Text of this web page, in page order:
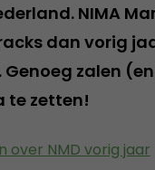
NIMA
dan vorig
zalen
te zetten!
over NMD vorig jaar